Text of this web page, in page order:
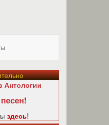
Антологии
здесь!